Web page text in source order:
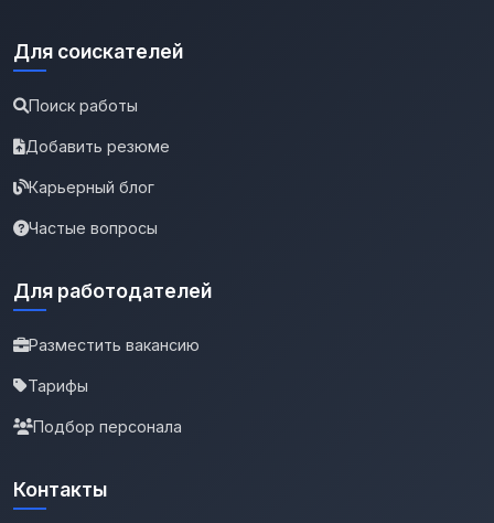
Для соискателей
Поиск работы
Добавить резюме
Карьерный блог
Частые вопросы
Для работодателей
Разместить вакансию
Тарифы
Подбор персонала
Контакты